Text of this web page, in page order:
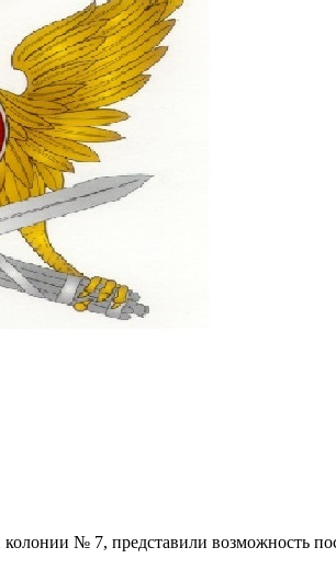
№ 7, представили возможность